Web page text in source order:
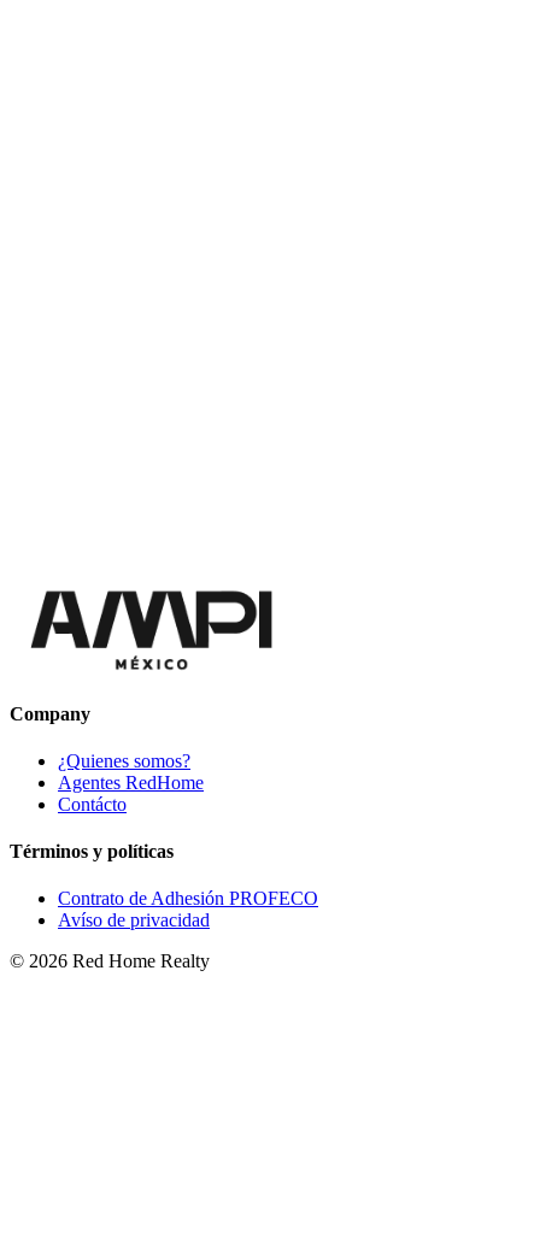
Company
¿Quienes somos?
Agentes RedHome
Contácto
Términos y políticas
Contrato de Adhesión PROFECO
Avíso de privacidad
© 2026 Red Home Realty